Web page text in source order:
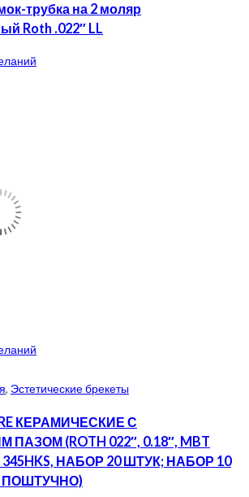
трубка на 2 моляр
Roth .022″ LL
, Эстетические брекеты
КЕРАМИЧЕСКИЕ С
(ROTH 022″, 0.18″, MBT
345HKS, НАБОР 20 ШТУК; НАБОР 10
ПОШТУЧНО)